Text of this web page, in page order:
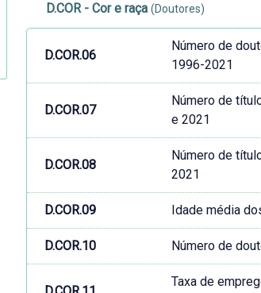
D.COR - Cor e raça (Doutores)
D.COR.06
Número de
1996-2021
D.COR.07
Número de
e 2021
D.COR.08
Número de
2021
D.COR.09 Idade média
D.COR.10 Número de
Taxa de